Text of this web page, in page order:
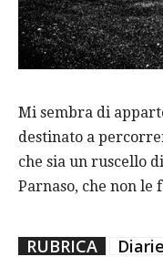
Mi sembra di
destinato a
che sia un ruscello
Parnaso, che non le
RUBRICA